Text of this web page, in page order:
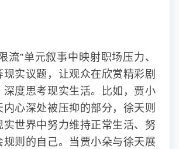
流”单元叙事中映射职场压力、
现实议题，让观众在欣赏精彩剧
深度思考现实生活。比如，贾小
内心深处被压抑的部分，徐天则
实世界中努力维持正常生活、努
规则的自己。当贾小朵与徐天展